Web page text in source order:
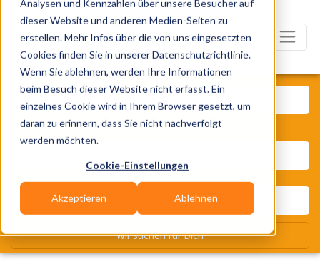
Analysen und Kennzahlen über unsere Besucher auf
dieser Website und anderen Medien-Seiten zu
erstellen. Mehr Infos über die von uns eingesetzten
Cookies finden Sie in unserer Datenschutzrichtlinie.
Wenn Sie ablehnen, werden Ihre Informationen
beim Besuch dieser Website nicht erfasst. Ein
einzelnes Cookie wird in Ihrem Browser gesetzt, um
daran zu erinnern, dass Sie nicht nachverfolgt
werden möchten.
Cookie-Einstellungen
Akzeptieren Ablehnen
Was? Künstler, Zelte, Bands,
Wir suchen für Dich